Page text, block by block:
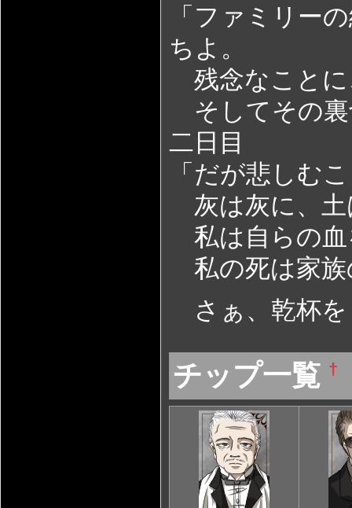
「ファミリー
ちよ。
残念なことに
そしてその裏
二日目
「だが悲しむ
灰は灰に、土
私は自らの血
私の死は家族
さぁ、乾杯を
チップ一覧 †